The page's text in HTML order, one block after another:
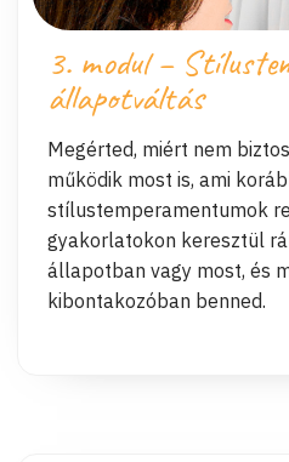
3. modul –
állapotváltás
Megérted, miért nem
működik most is, ami
stílustemperamentumok
gyakorlatokon keresztül
állapotban vagy most, és
kibontakozóban benned.